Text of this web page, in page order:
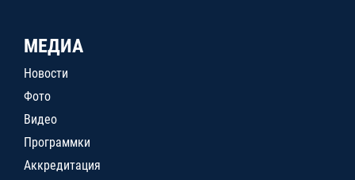
МЕДИА
Новости
Фото
Видео
Программки
Аккредитация